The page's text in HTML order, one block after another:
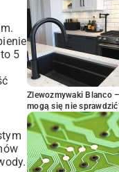
5
Zlewozmywaki Blanco
mogą się nie